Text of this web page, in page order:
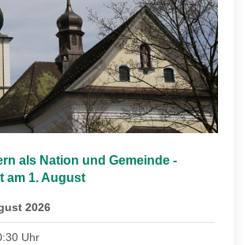
als Nation und Gemeinde -
am 1. August
2026
Uhr